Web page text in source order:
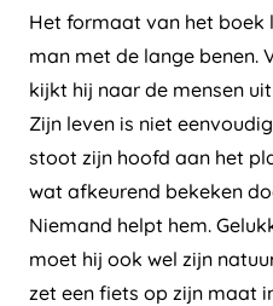
Het formaat van het
man met de lange benen.
kijkt hij naar de mensen
Zijn leven is niet
stoot zijn hoofd aan het
wat afkeurend bekeken
Niemand helpt hem.
moet hij ook wel zijn
zet een fiets op zijn maat